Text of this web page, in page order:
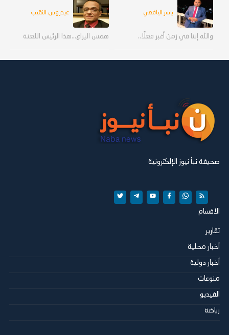
ياسر اليافعي
والله إننا في زمن أغبر فعلًا..
عيدروس النقيب
همس اليراع...هذا الرئيس اللعنة
صحيفة نبأ نيوز الإلكترونية
الاقسام
تقارير
أخبار محلية
أخبار دولية
منوعات
الفيديو
رياضة